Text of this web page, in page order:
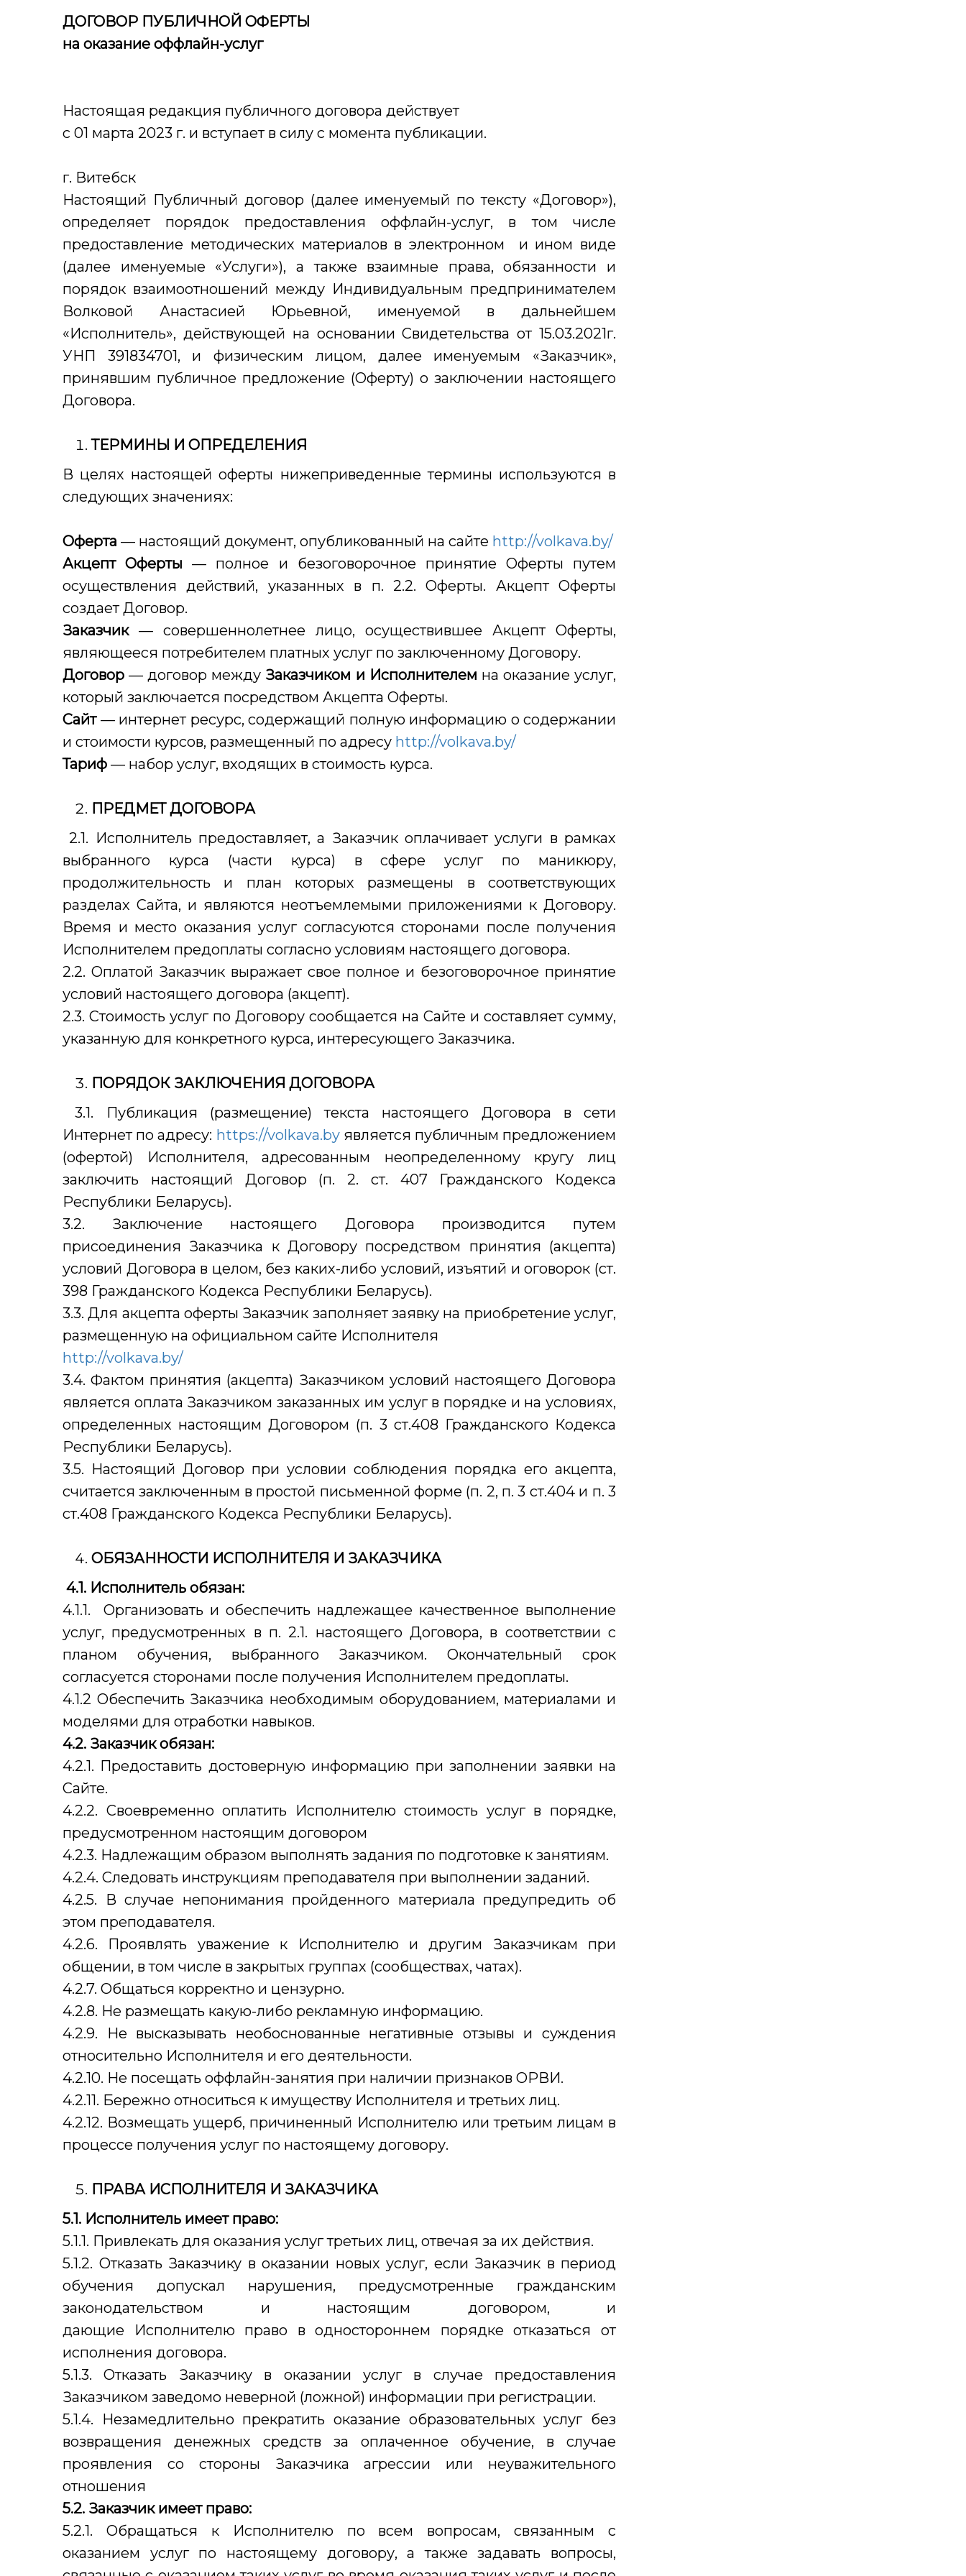
ДОГОВОР ПУБЛИЧНОЙ ОФЕРТЫ
на оказание оффлайн-услуг
Настоящая редакция публичного договора действует
с 01 марта 2023 г. и вступает в силу с момента публикации.
г. Витебск
Настоящий Публичный договор (далее именуемый по тексту «Договор»),
определяет порядок предоставления оффлайн-услуг, в том числе
предоставление методических материалов в электронном и ином виде
(далее именуемые «Услуги»), а также взаимные права, обязанности и
порядок взаимоотношений между Индивидуальным предпринимателем
Волковой Анастасией Юрьевной, именуемой в дальнейшем
«Исполнитель», действующей на основании Свидетельства от 15.03.2021г.
УНП 391834701, и физическим лицом, далее именуемым «Заказчик»,
принявшим публичное предложение (Оферту) о заключении настоящего
Договора.
ТЕРМИНЫ И ОПРЕДЕЛЕНИЯ
В целях настоящей оферты нижеприведенные термины используются в
следующих значениях:
Оферта — настоящий документ, опубликованный на сайте http://volkava.by/
Акцепт Оферты — полное и безоговорочное принятие Оферты путем
осуществления действий, указанных в п. 2.2. Оферты. Акцепт Оферты
создает Договор.
Заказчик— совершеннолетнее лицо, осуществившее Акцепт Оферты,
являющееся потребителем платных услуг по заключенному Договору.
Договор — договор между Заказчиком и Исполнителем на оказание услуг,
который заключается посредством Акцепта Оферты.
Сайт— интернет ресурс, содержащий полную информацию о содержании
и стоимости курсов, размещенный по адресу http://volkava.by/
Тариф — набор услуг, входящих в стоимость курса.
ПРЕДМЕТ ДОГОВОРА
2.1. Исполнитель предоставляет, а Заказчик оплачивает услуги в рамках
выбранного курса (части курса) в сфере услуг по маникюру,
продолжительность и план которых размещены в соответствующих
разделах Сайта, и являются неотъемлемыми приложениями к Договору.
Время и место оказания услуг согласуются сторонами после получения
Исполнителем предоплаты согласно условиям настоящего договора.
2.2. Оплатой Заказчик выражает свое полное и безоговорочное принятие
условий настоящего договора (акцепт).
2.3. Стоимость услуг по Договору сообщается на Сайте и составляет сумму,
указанную для конкретного курса, интересующего Заказчика.
ПОРЯДОК ЗАКЛЮЧЕНИЯ ДОГОВОРА
3.1. Публикация (размещение) текста настоящего Договора в сети
Интернет по адресу: https://volkava.byявляется публичным предложением
(офертой) Исполнителя, адресованным неопределенному кругу лиц
заключить настоящий Договор (п. 2. ст. 407 Гражданского Кодекса
Республики Беларусь).
3.2. Заключение настоящего Договора производится путем
присоединения Заказчика к Договору посредством принятия (акцепта)
условий Договора в целом, без каких-либо условий, изъятий и оговорок (ст.
398 Гражданского Кодекса Республики Беларусь).
3.3. Для акцепта оферты Заказчик заполняет заявку на приобретение услуг,
размещенную на официальном сайте Исполнителя
http://volkava.by/
3.4. Фактом принятия (акцепта) Заказчиком условий настоящего Договора
является оплата Заказчиком заказанных им услуг в порядке и на условиях,
определенных настоящим Договором (п. 3 ст.408 Гражданского Кодекса
Республики Беларусь).
3.5. Настоящий Договор при условии соблюдения порядка его акцепта,
считается заключенным в простой письменной форме (п. 2, п. 3 ст.404 и п. 3
ст.408 Гражданского Кодекса Республики Беларусь).
ОБЯЗАННОСТИ ИСПОЛНИТЕЛЯ И ЗАКАЗЧИКА
4.1. Исполнитель обязан:
4.1.1. Организовать и обеспечить надлежащее качественное выполнение
услуг, предусмотренных в п. 2.1. настоящего Договора, в соответствии с
планом обучения, выбранного Заказчиком. Окончательный срок
согласуется сторонами после получения Исполнителем предоплаты.
4.1.2 Обеспечить Заказчика необходимым оборудованием, материалами и
моделями для отработки навыков.
4.2. Заказчик обязан:
4.2.1. Предоставить достоверную информацию при заполнении заявки на
Сайте.
4.2.2. Своевременно оплатить Исполнителю стоимость услуг в порядке,
предусмотренном настоящим договором
4.2.3. Надлежащим образом выполнять задания по подготовке к занятиям.
4.2.4. Следовать инструкциям преподавателя при выполнении заданий.
4.2.5. В случае непонимания пройденного материала предупредить об
этом преподавателя.
4.2.6. Проявлять уважение к Исполнителю и другим Заказчикам при
общении, в том числе в закрытых группах (сообществах, чатах).
4.2.7. Общаться корректно и цензурно.
4.2.8. Не размещать какую-либо рекламную информацию.
4.2.9. Не высказывать необоснованные негативные отзывы и суждения
относительно Исполнителя и его деятельности.
4.2.10. Не посещать оффлайн-занятия при наличии признаков ОРВИ.
4.2.11. Бережно относиться к имуществу Исполнителя и третьих лиц.
4.2.12. Возмещать ущерб, причиненный Исполнителю или третьим лицам в
процессе получения услуг по настоящему договору.
ПРАВА ИСПОЛНИТЕЛЯ И ЗАКАЗЧИКА
5.1. Исполнитель имеет право:
5.1.1. Привлекать для оказания услуг третьих лиц, отвечая за их действия.
5.1.2. Отказать Заказчику в оказании новых услуг, если Заказчик в период
обучения допускал нарушения, предусмотренные гражданским
законодательством и настоящим договором, и
дающие Исполнителю право в одностороннем порядке отказаться от
исполнения договора.
5.1.3. Отказать Заказчику в оказании услуг в случае предоставления
Заказчиком заведомо неверной (ложной) информации при регистрации.
5.1.4. Незамедлительно прекратить оказание образовательных услуг без
возвращения денежных средств за оплаченное обучение, в случае
проявления со стороны Заказчика агрессии или неуважительного
отношения
5.2. Заказчик имеет право:
5.2.1. Обращаться к Исполнителю по всем вопросам, связанным с
оказанием услуг по настоящему договору, а также задавать вопросы,